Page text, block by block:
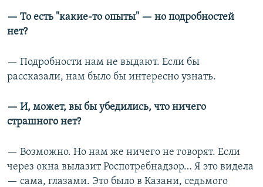
— То есть "какие-то опыты" — но подробностей
нет?
— Подробности нам не выдают. Если бы
рассказали, нам было бы интересно узнать.
— И, может, вы бы убедились, что ничего
страшного нет?
— Возможно. Но нам же ничего не говорят. Если
через окна вылазит Роспотребнадзор… Я это видела
— сама, глазами. Это было в Казани, седьмого